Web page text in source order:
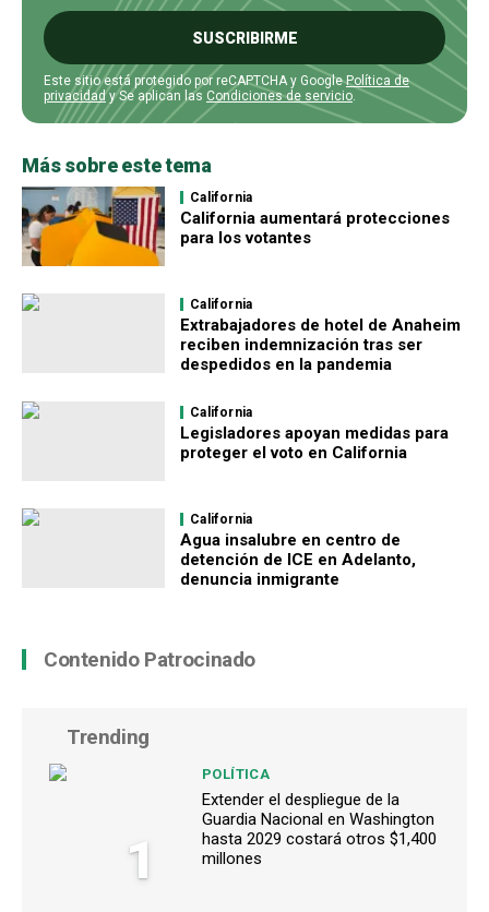
SUSCRIBIRME
Este sitio está protegido por reCAPTCHA y GooglePolítica de
privacidady Se aplican las Condiciones de servicio.
Más sobre este tema
California
California aumentará protecciones
para los votantes
California
Extrabajadores de hotel de Anaheim
reciben indemnización tras ser
despedidos en la pandemia
California
Legisladores apoyan medidas para
proteger el voto en California
California
Agua insalubre en centro de
detención de ICE en Adelanto,
denuncia inmigrante
Contenido Patrocinado
Trending
1
POLÍTICA
Extender el despliegue de la
Guardia Nacional en Washington
hasta 2029 costará otros $1,400
millones